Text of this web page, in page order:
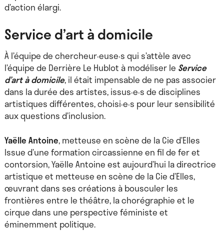
d’action élargi.
Service d’art à domicile
À l’équipe de chercheur·euse·s qui s’attèle avec
l’équipe de Derrière Le Hublot à modéliser le Service
d’art à domicile, il était impensable de ne pas associer
dans la durée des artistes, issus·e·s de disciplines
artistiques différentes, choisi·e·s pour leur sensibilité
aux questions d’inclusion.
Yaëlle Antoine, metteuse en scène de la Cie d’Elles
Issue d’une formation circassienne en fil de fer et
contorsion, Yaëlle Antoine est aujourd’hui la directrice
artistique et metteuse en scène de la Cie d’Elles,
œuvrant dans ses créations à bousculer les
frontières entre le théâtre, la chorégraphie et le
cirque dans une perspective féministe et
éminemment politique.